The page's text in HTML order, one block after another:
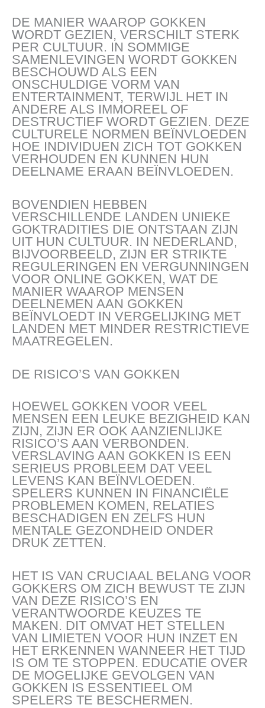
DE MANIER WAAROP GOKKEN
WORDT GEZIEN, VERSCHILT STERK
PER CULTUUR. IN SOMMIGE
SAMENLEVINGEN WORDT GOKKEN
BESCHOUWD ALS EEN
ONSCHULDIGE VORM VAN
ENTERTAINMENT, TERWIJL HET IN
ANDERE ALS IMMOREEL OF
DESTRUCTIEF WORDT GEZIEN. DEZE
CULTURELE NORMEN BEÏNVLOEDEN
HOE INDIVIDUEN ZICH TOT GOKKEN
VERHOUDEN EN KUNNEN HUN
DEELNAME ERAAN BEÏNVLOEDEN.
BOVENDIEN HEBBEN
VERSCHILLENDE LANDEN UNIEKE
GOKTRADITIES DIE ONTSTAAN ZIJN
UIT HUN CULTUUR. IN NEDERLAND,
BIJVOORBEELD, ZIJN ER STRIKTE
REGULERINGEN EN VERGUNNINGEN
VOOR ONLINE GOKKEN, WAT DE
MANIER WAAROP MENSEN
DEELNEMEN AAN GOKKEN
BEÏNVLOEDT IN VERGELIJKING MET
LANDEN MET MINDER RESTRICTIEVE
MAATREGELEN.
DE RISICO’S VAN GOKKEN
HOEWEL GOKKEN VOOR VEEL
MENSEN EEN LEUKE BEZIGHEID KAN
ZIJN, ZIJN ER OOK AANZIENLIJKE
RISICO’S AAN VERBONDEN.
VERSLAVING AAN GOKKEN IS EEN
SERIEUS PROBLEEM DAT VEEL
LEVENS KAN BEÏNVLOEDEN.
SPELERS KUNNEN IN FINANCIËLE
PROBLEMEN KOMEN, RELATIES
BESCHADIGEN EN ZELFS HUN
MENTALE GEZONDHEID ONDER
DRUK ZETTEN.
HET IS VAN CRUCIAAL BELANG VOOR
GOKKERS OM ZICH BEWUST TE ZIJN
VAN DEZE RISICO’S EN
VERANTWOORDE KEUZES TE
MAKEN. DIT OMVAT HET STELLEN
VAN LIMIETEN VOOR HUN INZET EN
HET ERKENNEN WANNEER HET TIJD
IS OM TE STOPPEN. EDUCATIE OVER
DE MOGELIJKE GEVOLGEN VAN
GOKKEN IS ESSENTIEEL OM
SPELERS TE BESCHERMEN.